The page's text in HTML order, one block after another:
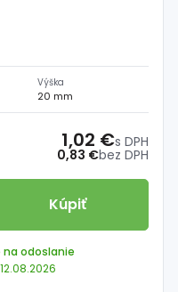
Výška
20 mm
0,83 €bez DPH
1,02 €s DPH
Kúpiť
odoslanie
12.08.2026